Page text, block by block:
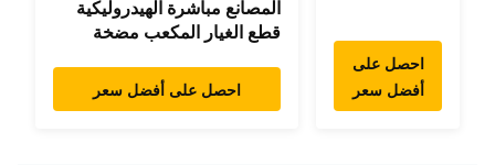
المتأرجح
لهيونداي يانمار
كوماتسو
احصل على
أفضل سعر
المصانع مباشرة الهيدروليكية
قطع الغيار المكعب مضخة
النموذج
PC/EX/EC/DH/DX/CAAT/SH
احصل على أفضل سعر